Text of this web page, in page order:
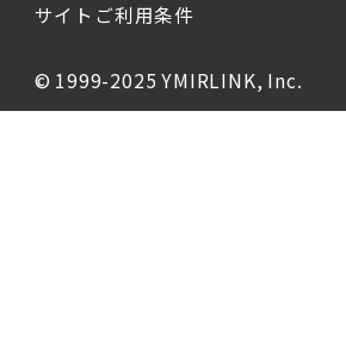
サイトご利用条件
© 1999-2025 YMIRLINK, Inc.